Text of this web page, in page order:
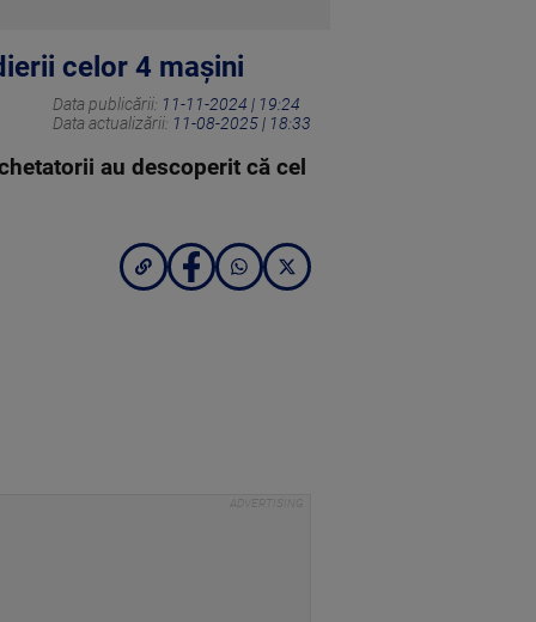
celor 4 mașini
Data publicării: 11-11-2024 | 19:24
Data actualizării: 11-08-2025 | 18:33
au descoperit că cel